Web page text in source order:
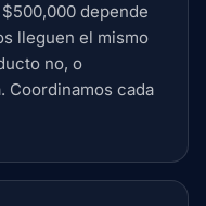
depende
lleguen el mismo
no, o
Coordinamos cada